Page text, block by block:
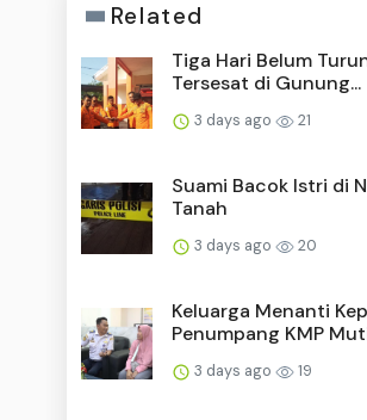
Related
Tiga Hari Belum
Tersesat di Gunung...
3 days ago 21
Suami Bacok Istri di
Tanah
3 days ago 20
Keluarga Menanti
Penumpang KMP
3 days ago 19